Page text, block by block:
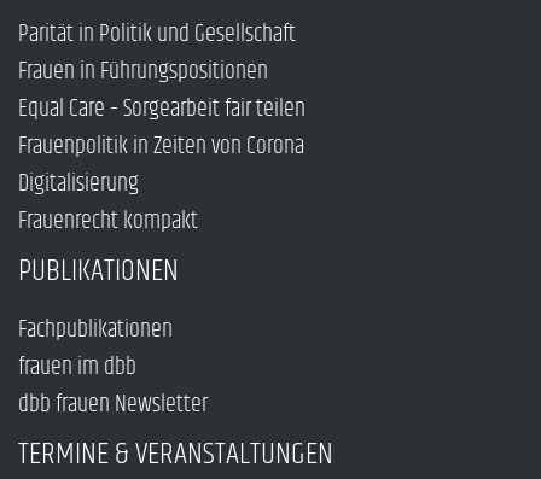
Parität in Politik und Gesellschaft
Frauen in Führungspositionen
Equal Care – Sorgearbeit fair teilen
Frauenpolitik in Zeiten von Corona
Digitalisierung
Frauenrecht kompakt
PUBLIKATIONEN
Fachpublikationen
frauen im dbb
dbb frauen Newsletter
TERMINE & VERANSTALTUNGEN